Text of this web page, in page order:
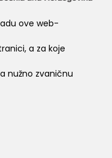
ove web-
a za koje
nužno zvaničnu